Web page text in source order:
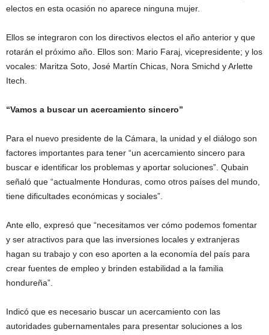
electos en esta ocasión no aparece ninguna mujer.
Ellos se integraron con los directivos electos el año anterior y que
rotarán el próximo año. Ellos son: Mario Faraj, vicepresidente; y los
vocales: Maritza Soto, José Martín Chicas, Nora Smichd y Arlette
Itech.
“Vamos a buscar un acercamiento sincero”
Para el nuevo presidente de la Cámara, la unidad y el diálogo son
factores importantes para tener “un acercamiento sincero para
buscar e identificar los problemas y aportar soluciones”. Qubain
señaló que “actualmente Honduras, como otros países del mundo,
tiene dificultades económicas y sociales”.
Ante ello, expresó que “necesitamos ver cómo podemos fomentar
y ser atractivos para que las inversiones locales y extranjeras
hagan su trabajo y con eso aporten a la economía del país para
crear fuentes de empleo y brinden estabilidad a la familia
hondureña”.
Indicó que es necesario buscar un acercamiento con las
autoridades gubernamentales para presentar soluciones a los